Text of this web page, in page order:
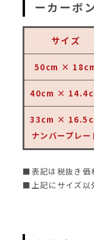
ーカーボ
サイズ
50cm ×
40cm ×
33cm ×
ナンバープレー
■表記は税抜き価
■上記にサイズ以